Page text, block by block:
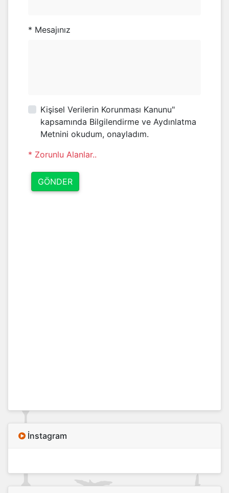
* Mesajınız
Kişisel Verilerin Korunması Kanunu"
kapsamında Bilgilendirme ve Aydınlatma
Metnini okudum, onayladım.
* Zorunlu Alanlar..
GÖNDER
İnstagram